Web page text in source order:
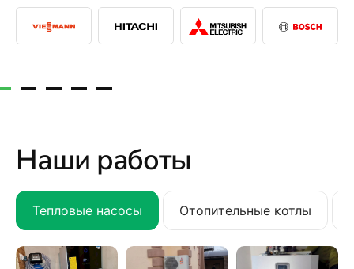
Наши работы
Тепловые насосы Отопительные котлы